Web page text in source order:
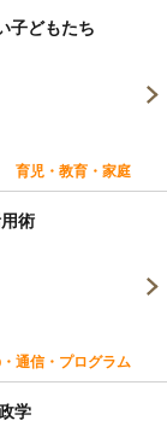
子どもたち
育児・教育・家庭
術
通信・プログラム
学